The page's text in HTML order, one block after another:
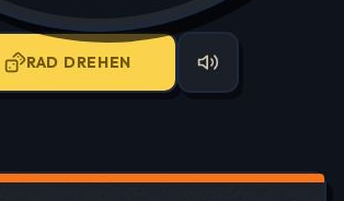
RAD DREHEN